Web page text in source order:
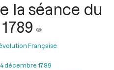
la séance du
Française
décembre 1789